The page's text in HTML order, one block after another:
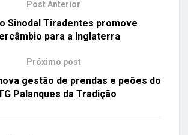
Post Anterior
Sinodal Tiradentes promove
para a Inglaterra
Próximo post
gestão de prendas e peões do
Palanques da Tradição